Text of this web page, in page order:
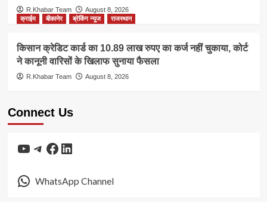
R.Khabar Team
August 8, 2026
क्राईम
बीकानेर ब्रेकिंग न्यूज राजस्थान
किसान क्रेडिट कार्ड का 10.89 लाख रुपए का कर्ज नहीं चुकाया, कोर्ट
ने कानूनी वारिसों के खिलाफ सुनाया फैसला
R.Khabar Team August 8, 2026
Connect Us
YouTube
Telegram
Facebook
LinkedIn
WhatsApp Channel